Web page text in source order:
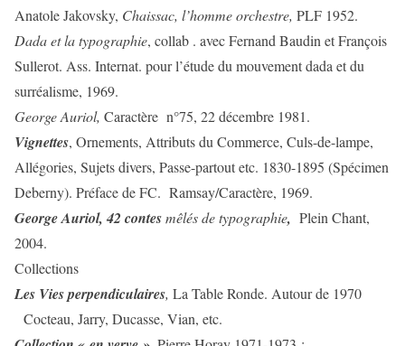
Anatole Jakovsky, Chaissac, l’homme orchestre, PLF 1952.
Dada et la typographie, collab . avec Fernand Baudin et François
Sullerot. Ass. Internat. pour l’étude du mouvement dada et du
surréalisme, 1969.
George Auriol, Caractère n°75, 22 décembre 1981.
Vignettes, Ornements, Attributs du Commerce, Culs-de-lampe,
Allégories, Sujets divers, Passe-partout etc. 1830-1895 (Spécimen
Deberny). Préface de FC. Ramsay/Caractère, 1969.
George Auriol, 42 contesmêlés de typographie, Plein Chant,
2004.
Collections
Les Vies perpendiculaires, La Table Ronde. Autour de 1970
Cocteau, Jarry, Ducasse, Vian, etc.